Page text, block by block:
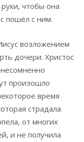
чтобы она
пошёл с ним.
возложением
дочери. Христос
произошло
время
страдала
от многих
и не получила